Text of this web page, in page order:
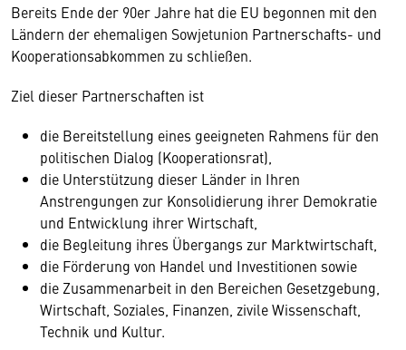
Bereits Ende der 90er Jahre hat die EU begonnen mit den
Ländern der ehemaligen Sowjetunion Partnerschafts- und
Kooperationsabkommen zu schließen.
Ziel dieser Partnerschaften ist
die Bereitstellung eines geeigneten Rahmens für den
politischen Dialog (Kooperationsrat),
die Unterstützung dieser Länder in Ihren
Anstrengungen zur Konsolidierung ihrer Demokratie
und Entwicklung ihrer Wirtschaft,
die Begleitung ihres Übergangs zur Marktwirtschaft,
die Förderung von Handel und Investitionen sowie
die Zusammenarbeit in den Bereichen Gesetzgebung,
Wirtschaft, Soziales, Finanzen, zivile Wissenschaft,
Technik und Kultur.